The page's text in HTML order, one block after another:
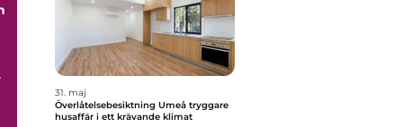
31. maj
Överlåtelsebesiktning Umeå tryggare
husaffär i ett krävande klimat